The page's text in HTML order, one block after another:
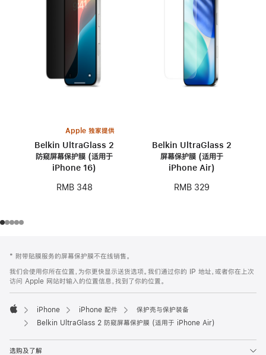
Apple 独家提供
Belkin UltraGlass 2
防窥屏幕保护膜 (适用于
iPhone 16)
RMB 348
Belkin UltraGlass 2
屏幕保护膜 (适用于
iPhone Air)
RMB 329
页
页
脚
注
* 附带贴膜服务的屏幕保护膜不在线销售。
我们会使用你所在位置，为你更快显示送货选项。我们通过你的 IP 地址，或者你在上次
访问 Apple 网站时输入的位置信息，找到了你的位置。
Apple
iPhone iPhone 配件
保护壳与保护装备
Belkin UltraGlass 2 防窥屏幕保护膜 (适用于 iPhone Air)
选购及了解